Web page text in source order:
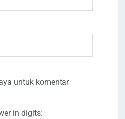
untuk komentar
in digits: